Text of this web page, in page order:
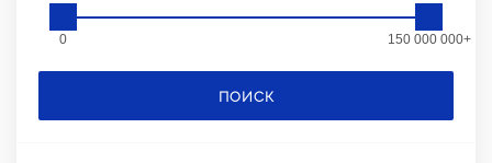
0 150 000 000+
ПОИСК